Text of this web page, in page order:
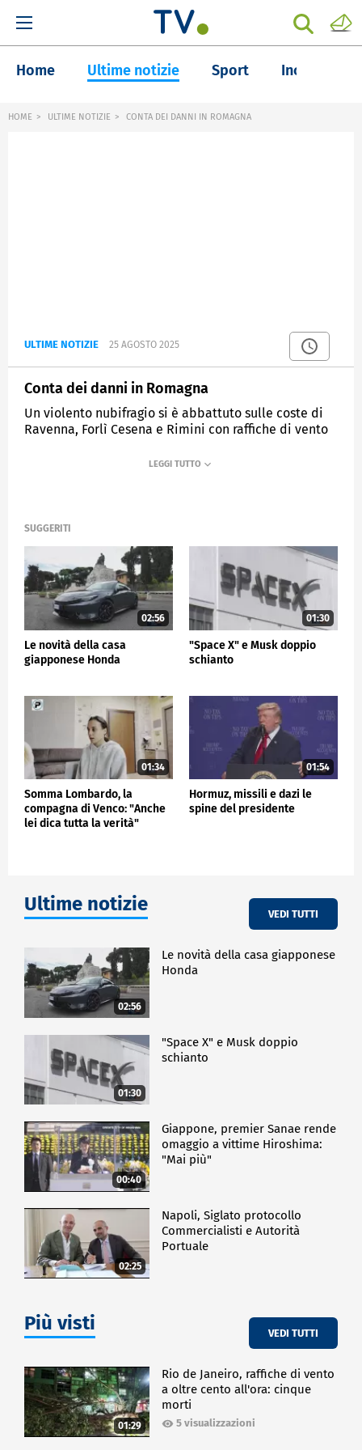
Home Ultime notizie Sport Inchieste
HOME ULTIME NOTIZIE CONTA DEI DANNI IN ROMAGNA
ULTIME NOTIZIE 25 AGOSTO 2025
Conta dei danni in Romagna
Un violento nubifragio si è abbattuto sulle coste di
Ravenna, Forlì Cesena e Rimini con raffiche di vento
SUGGERITI
02:56
Le novità della casa
giapponese Honda
01:30
"Space X" e Musk doppio
schianto
01:34
Somma Lombardo, la
compagna di Venco: "Anche
lei dica tutta la verità"
01:54
Hormuz, missili e dazi le
spine del presidente
Ultime notizie VEDI TUTTI
02:56
Le novità della casa giapponese
Honda
01:30
"Space X" e Musk doppio
schianto
00:40
Giappone, premier Sanae rende
omaggio a vittime Hiroshima:
"Mai più"
02:25
Napoli, Siglato protocollo
Commercialisti e Autorità
Portuale
Più visti VEDI TUTTI
01:29
Rio de Janeiro, raffiche di vento
a oltre cento all'ora: cinque
morti
5 visualizzazioni